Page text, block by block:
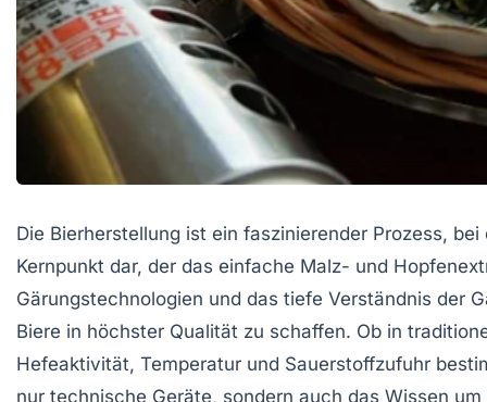
Die Bierherstellung ist ein faszinierender Prozess,
Kernpunkt dar, der das einfache Malz- und
Gärungstechnologien und das tiefe Verständnis der
Biere in höchster Qualität zu schaffen. Ob in
Hefeaktivität, Temperatur und Sauerstoffzufuhr
nur technische Geräte, sondern auch das Wissen